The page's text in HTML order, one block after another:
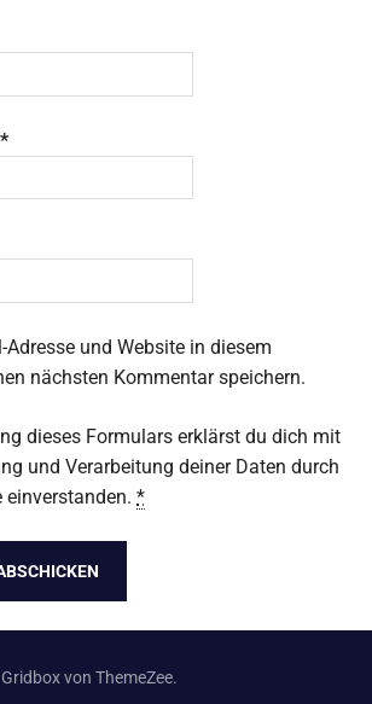
*
Adresse und Website in diesem
nächsten Kommentar speichern.
dieses Formulars erklärst du dich mit
und Verarbeitung deiner Daten durch
einverstanden. *
von ThemeZee.